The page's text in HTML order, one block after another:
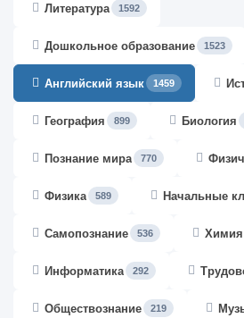
Литература 1592
Дошкольное образование 1523
Английский язык 1459
География 899 Биология
Познание мира 770
Физика 589 Начальные
Самопознание 536 Химия
Информатика 292
Обществознание 219